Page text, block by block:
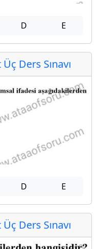
D E
Ders Sınavı
D E
Ders Sınavı